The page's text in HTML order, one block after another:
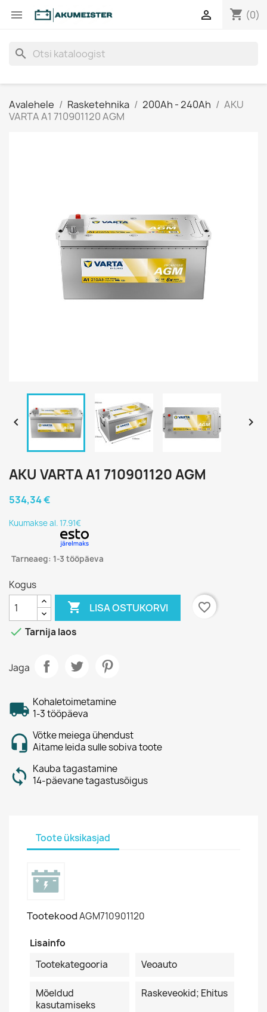
 shopping_cart (0)

search
Avalehele Rasketehnika 200Ah - 240Ah
AKU
VARTA A1 710901120 AGM
 
AKU VARTA A1 710901120 AGM
534,34 €
Kuumakse al. 17.91€
Tarneaeg: 1-3 tööpäeva
Kogus
 LISA OSTUKORVI
favorite_border
 Tarnija laos
Jaga
Kohaletoimetamine
1-3 tööpäeva
Võtke meiega ühendust
Aitame leida sulle sobiva toote
Kauba tagastamine
14-päevane tagastusõigus
Toote üksikasjad
TootekoodAGM710901120
Lisainfo
Tootekategooria
Veoauto
Mõeldud
kasutamiseks
Raskeveokid; Ehitus